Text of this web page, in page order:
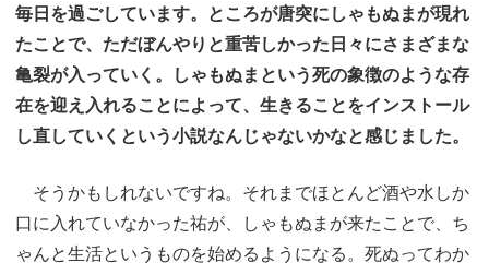
毎日を過ごしています。ところが唐突にしゃもぬまが現れ
たことで、ただぼんやりと重苦しかった日々にさまざまな
亀裂が入っていく。しゃもぬまという死の象徴のような存
在を迎え入れることによって、生きることをインストール
し直していくという小説なんじゃないかなと感じました。
そうかもしれないですね。それまでほとんど酒や水しか
口に入れていなかった祐が、しゃもぬまが来たことで、ち
ゃんと生活というものを始めるようになる。死ぬってわか